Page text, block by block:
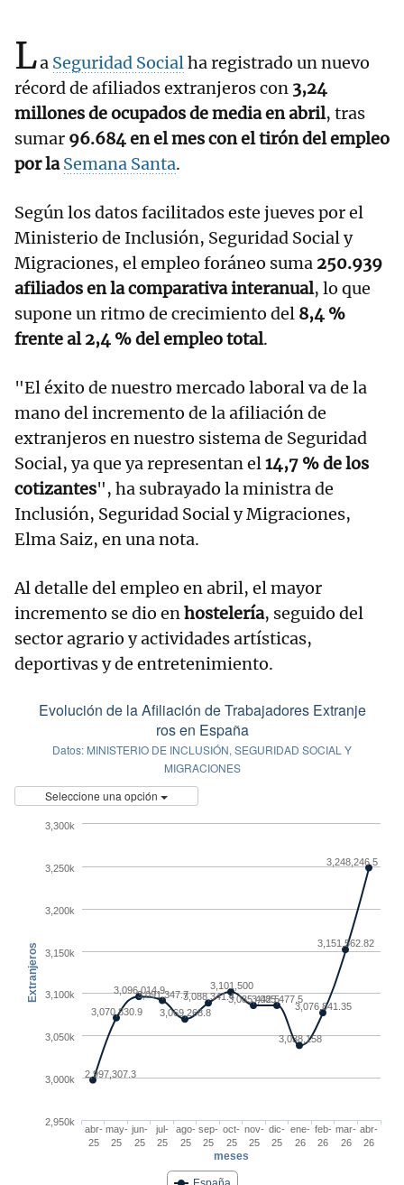
La Seguridad Socialha registrado un nuevo
récord de afiliados extranjeros con 3,24
millones de ocupados de media en abril, tras
sumar 96.684 en el mes con el tirón del empleo
por laSemana Santa.
Según los datos facilitados este jueves por el
Ministerio de Inclusión, Seguridad Social y
Migraciones, el empleo foráneo suma 250.939
afiliados en la comparativa interanual, lo que
supone un ritmo de crecimiento del 8,4 %
frente al 2,4 % del empleo total.
"El éxito de nuestro mercado laboral va de la
mano del incremento de la afiliación de
extranjeros en nuestro sistema de Seguridad
Social, ya que ya representan el14,7 % de los
cotizantes", ha subrayado la ministra de
Inclusión, Seguridad Social y Migraciones,
Elma Saiz, en una nota.
Al detalle del empleo en abril, el mayor
incremento se dio enhostelería, seguido del
sector agrario y actividades artísticas,
deportivas y de entretenimiento.